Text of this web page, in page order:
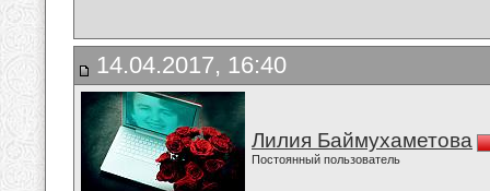
14.04.2017, 16:40
Лилия Баймухаметова
Постоянный пользователь